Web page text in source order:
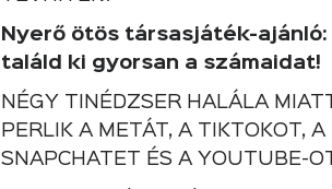
Nyerő ötös társasjáték-ajánló:
találd ki gyorsan a számaidat!
NÉGY TINÉDZSER HALÁLA MIATT
PERLIK A METÁT, A TIKTOKOT, A
SNAPCHATET ÉS A YOUTUBE-OT